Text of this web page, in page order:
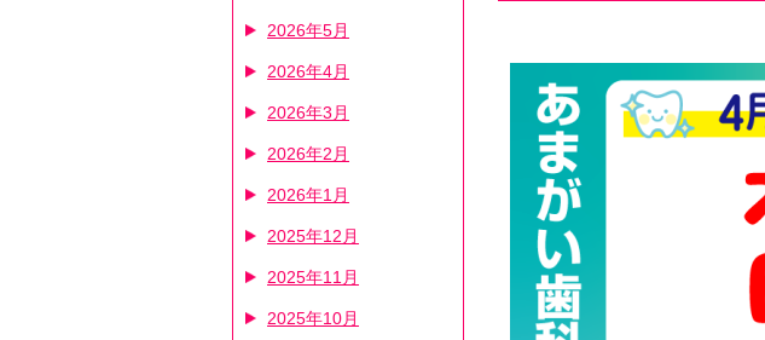
2026年5月
2026年4月
2026年3月
2026年2月
2026年1月
2025年12月
2025年11月
2025年10月